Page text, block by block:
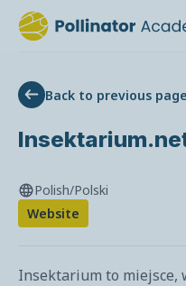
Back to previous page
Website
Polish/Polski
Insektarium to